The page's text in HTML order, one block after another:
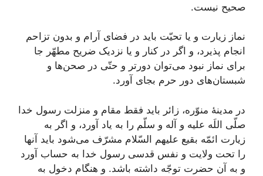
صحیح نیست.
نماز زیارت و یا تحیّت باید در فضای آرام و بدون تزاحم
انجام پذیرد، و اگر در کنار و یا نزدیک ضریح مطهّر جا
برای نماز نبود می‌توان دورتر و حتّی در صحن‌ها و
شبستان‌های دور حرم بجای آورد.
در مدینۀ منوّره، زائر باید فقط مقام و منزلت رسول خدا
صلّی اللَه علیه و آله و سلّم را به یاد آورد، و اگر به
زیارت ائمّه بقیع علیهم السّلام مشرّف می‌شود باید آنها
را تحت ولایت و نفس قدسی رسول خدا به حساب آورد
و به آن حضرت توجّه داشته باشد. و هنگام دخول به